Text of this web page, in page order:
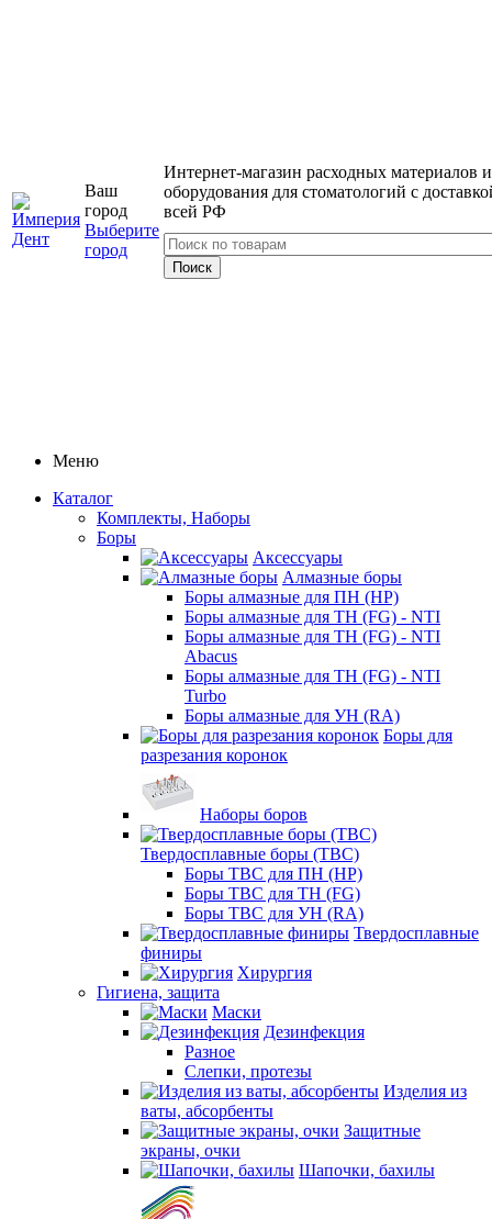
Ваш
город
Выберите
город
Интернет-магазин расходных материалов и
оборудования для стоматологий с
всей РФ
Меню
Каталог
Комплекты, Наборы
Боры
Аксессуары
Алмазные боры
Боры алмазные для ПН (HP)
Боры алмазные для ТН (FG) - NTI
Боры алмазные для ТН (FG) - NTI
Abacus
Боры алмазные для ТН (FG) - NTI
Turbo
Боры алмазные для УН (RA)
Боры для
разрезания коронок
Наборы боров
Твердосплавные боры (ТВС)
Боры ТВС для ПН (HP)
Боры ТВС для ТН (FG)
Боры ТВС для УН (RA)
Твердосплавные
финиры
Хирургия
Гигиена, защита
Маски
Дезинфекция
Разное
Слепки, протезы
Изделия из
ваты, абсорбенты
Защитные
экраны, очки
Шапочки, бахилы